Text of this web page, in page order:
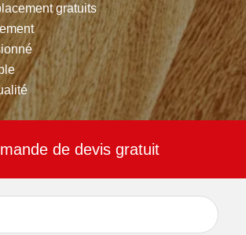
gratuits
de devis gratuit